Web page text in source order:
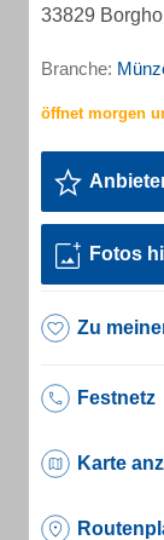
33829
Branche:
Fotos
Zu
Festnetz
Karte